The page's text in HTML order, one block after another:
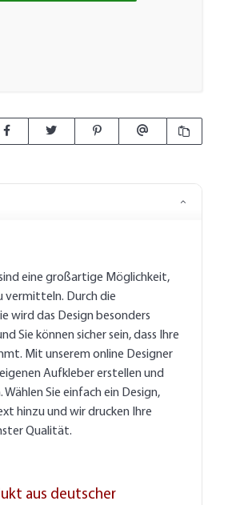
eine großartige Möglichkeit,
vermitteln. Durch die
wird das Design besonders
Sie können sicher sein, dass Ihre
Mit unserem online Designer
Aufkleber erstellen und
Wählen Sie einfach ein Design,
hinzu und wir drucken Ihre
Qualität.
aus deutscher